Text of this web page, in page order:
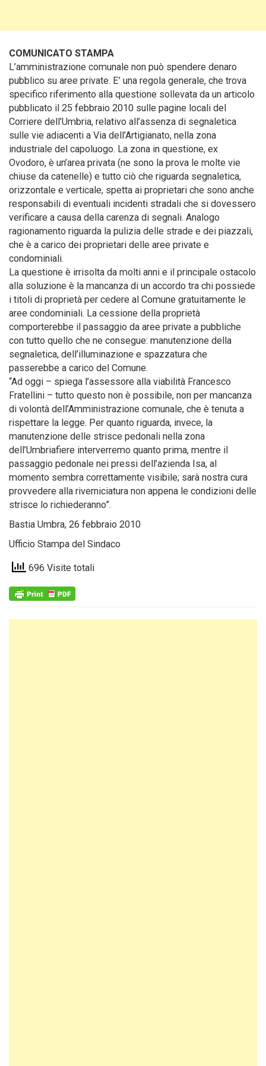
COMUNICATO STAMPA
L’amministrazione comunale non può spendere denaro
pubblico su aree private. E’ una regola generale, che trova
specifico riferimento alla questione sollevata da un articolo
pubblicato il 25 febbraio 2010 sulle pagine locali del
Corriere dell’Umbria, relativo all’assenza di segnaletica
sulle vie adiacenti a Via dell’Artigianato, nella zona
industriale del capoluogo. La zona in questione, ex
Ovodoro, è un’area privata (ne sono la prova le molte vie
chiuse da catenelle) e tutto ciò che riguarda segnaletica,
orizzontale e verticale, spetta ai proprietari che sono anche
responsabili di eventuali incidenti stradali che si dovessero
verificare a causa della carenza di segnali. Analogo
ragionamento riguarda la pulizia delle strade e dei piazzali,
che è a carico dei proprietari delle aree private e
condominiali.
La questione è irrisolta da molti anni e il principale ostacolo
alla soluzione è la mancanza di un accordo tra chi possiede
i titoli di proprietà per cedere al Comune gratuitamente le
aree condominiali. La cessione della proprietà
comporterebbe il passaggio da aree private a pubbliche
con tutto quello che ne consegue: manutenzione della
segnaletica, dell’illuminazione e spazzatura che
passerebbe a carico del Comune.
“Ad oggi – spiega l’assessore alla viabilità Francesco
Fratellini – tutto questo non è possibile, non per mancanza
di volontà dell’Amministrazione comunale, che è tenuta a
rispettare la legge. Per quanto riguarda, invece, la
manutenzione delle strisce pedonali nella zona
dell’Umbriafiere interverremo quanto prima, mentre il
passaggio pedonale nei pressi dell’azienda Isa, al
momento sembra correttamente visibile; sarà nostra cura
provvedere alla riverniciatura non appena le condizioni delle
strisce lo richiederanno”.
Bastia Umbra, 26 febbraio 2010
Ufficio Stampa del Sindaco
696 Visite totali